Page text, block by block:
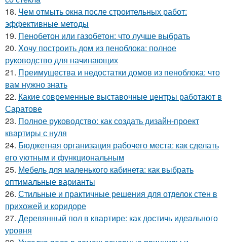
18. Чем отмыть окна после строительных работ:
эффективные методы
19. Пенобетон или газобетон: что лучше выбрать
20. Хочу построить дом из пеноблока: полное
руководство для начинающих
21. Преимущества и недостатки домов из пеноблока: что
вам нужно знать
22. Какие современные выставочные центры работают в
Саратове
23. Полное руководство: как создать дизайн-проект
квартиры с нуля
24. Бюджетная организация рабочего места: как сделать
его уютным и функциональным
25. Мебель для маленького кабинета: как выбрать
оптимальные варианты
26. Стильные и практичные решения для отделок стен в
прихожей и коридоре
27. Деревянный пол в квартире: как достичь идеального
уровня